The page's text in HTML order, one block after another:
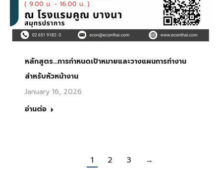
หลักสูตร…การกำหนดเป้าหมายและวางแผนการทำงาน
สำหรับหัวหน้างาน
January 16, 2026
อ่านต่อ
1 2 3 →